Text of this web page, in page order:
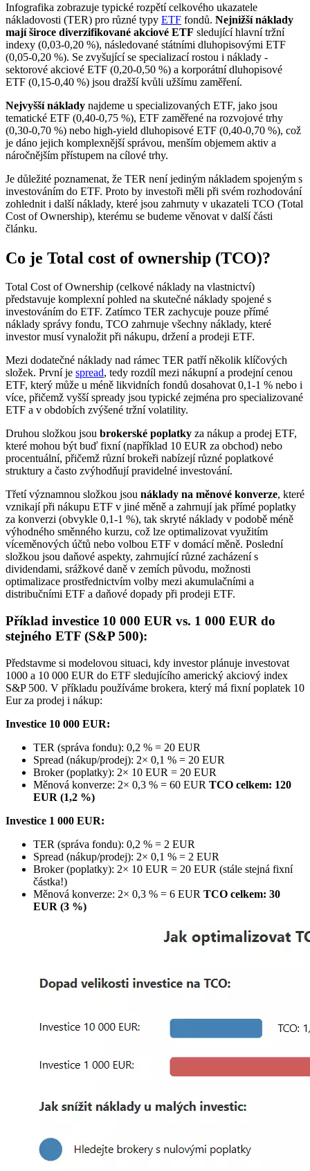
Infografika zobrazuje typické rozpětí celkového ukazatele
nákladovosti (TER) pro různé typy ETF fondů. Nejnižší náklady
mají široce diverzifikované akciové ETF sledující hlavní tržní
indexy (0,03-0,20 %), následované státními dluhopisovými ETF
(0,05-0,20 %). Se zvyšující se specializací rostou i náklady -
sektorové akciové ETF (0,20-0,50 %) a korporátní dluhopisové
ETF (0,15-0,40 %) jsou dražší kvůli užšímu zaměření.
Nejvyšší náklady najdeme u specializovaných ETF, jako jsou
tematické ETF (0,40-0,75 %), ETF zaměřené na rozvojové trhy
(0,30-0,70 %) nebo high-yield dluhopisové ETF (0,40-0,70 %), což
je dáno jejich komplexnější správou, menším objemem aktiv a
náročnějším přístupem na cílové trhy.
Je důležité poznamenat, že TER není jediným nákladem spojeným s
investováním do ETF. Proto by investoři měli při svém rozhodování
zohlednit i další náklady, které jsou zahrnuty v ukazateli TCO (Total
Cost of Ownership), kterému se budeme věnovat v další části
článku.
Co je Total cost of ownership (TCO)?
Total Cost of Ownership (celkové náklady na vlastnictví)
představuje komplexní pohled na skutečné náklady spojené s
investováním do ETF. Zatímco TER zachycuje pouze přímé
náklady správy fondu, TCO zahrnuje všechny náklady, které
investor musí vynaložit při nákupu, držení a prodeji ETF.
Mezi dodatečné náklady nad rámec TER patří několik klíčových
složek. První je spread, tedy rozdíl mezi nákupní a prodejní cenou
ETF, který může u méně likvidních fondů dosahovat 0,1-1 % nebo i
více, přičemž vyšší spready jsou typické zejména pro specializované
ETF a v obdobích zvýšené tržní volatility.
Druhou složkou jsou brokerské poplatky za nákup a prodej ETF,
které mohou být buď fixní (například 10 EUR za obchod) nebo
procentuální, přičemž různí brokeři nabízejí různé poplatkové
struktury a často zvýhodňují pravidelné investování.
Třetí významnou složkou jsou náklady na měnové konverze, které
vznikají při nákupu ETF v jiné měně a zahrnují jak přímé poplatky
za konverzi (obvykle 0,1-1 %), tak skryté náklady v podobě méně
výhodného směnného kurzu, což lze optimalizovat využitím
víceměnových účtů nebo volbou ETF v domácí měně. Poslední
složkou jsou daňové aspekty, zahrnující různé zacházení s
dividendami, srážkové daně v zemích původu, možnosti
optimalizace prostřednictvím volby mezi akumulačními a
distribučními ETF a daňové dopady při prodeji ETF.
Příklad investice 10 000 EUR vs. 1 000 EUR do
stejného ETF (S&P 500):
Představme si modelovou situaci, kdy investor plánuje investovat
1000 a 10 000 EUR do ETF sledujícího americký akciový index
S&P 500. V příkladu používáme brokera, který má fixní poplatek 10
Eur za prodej i nákup:
Investice 10 000 EUR:
TER (správa fondu): 0,2 % = 20 EUR
Spread (nákup/prodej): 2× 0,1 % = 20 EUR
Broker (poplatky): 2× 10 EUR = 20 EUR
Měnová konverze: 2× 0,3 % = 60 EUR TCO celkem: 120
EUR (1,2 %)
Investice 1 000 EUR:
TER (správa fondu): 0,2 % = 2 EUR
Spread (nákup/prodej): 2× 0,1 % = 2 EUR
Broker (poplatky): 2× 10 EUR = 20 EUR (stále stejná fixní
částka!)
Měnová konverze: 2× 0,3 % = 6 EUR TCO celkem: 30
EUR (3 %)